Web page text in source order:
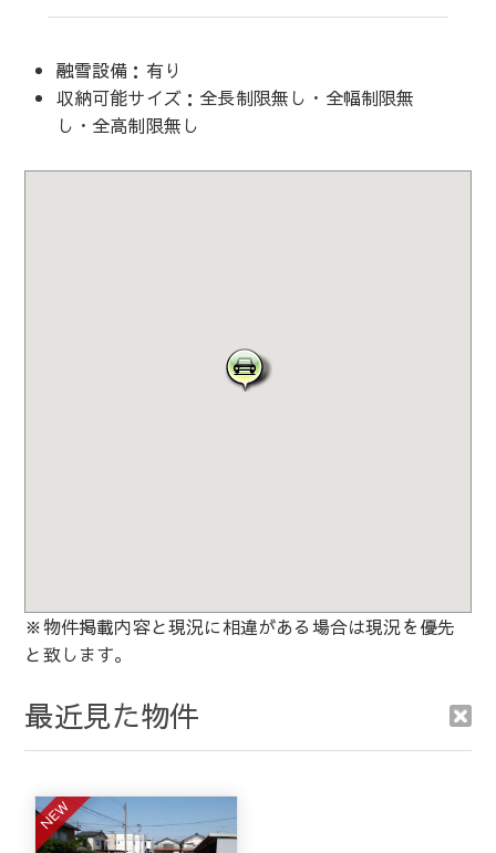
融雪設備：有り
収納可能サイズ：全長制限無し・全幅制限無
し・全高制限無し
※物件掲載内容と現況に相違がある場合は現況を優先
と致します。
最近見た物件
NEW